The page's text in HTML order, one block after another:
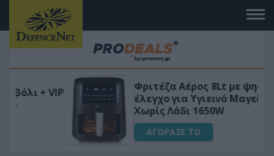
Φριτέζα Αέρος 8Lt με ψηφιακό
έλεγχο για Υγιεινό Μαγείρεμα
Χωρίς Λάδι 1650W
ΑΓΟΡΑΣΕ ΤΟ